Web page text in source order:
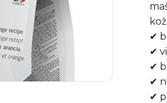
✔
✔
✔
✔
✔